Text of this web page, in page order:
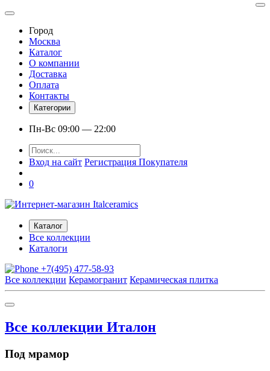
Город
Москва
Каталог
О компании
Доставка
Оплата
Контакты
Категории
Пн-Вс 09:00 — 22:00
Вход на сайт Регистрация Покупателя
0
Каталог
Все коллекции
Каталоги
+7(495) 477-58-93
Все коллекции Керамогранит Керамическая плитка
Все коллекции Италон
Под мрамор